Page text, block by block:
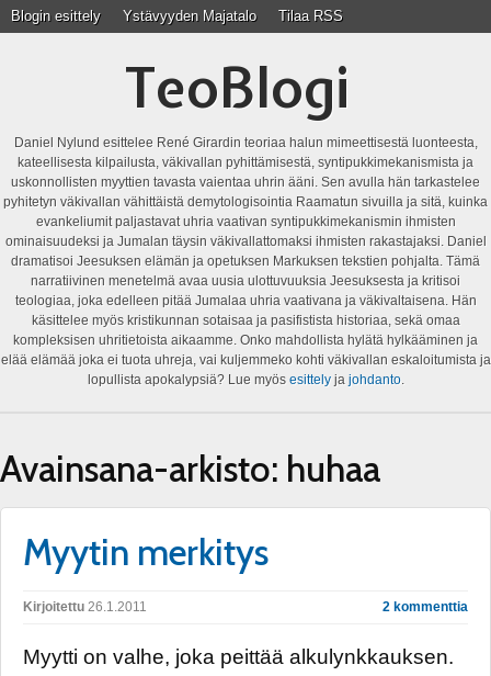
Blogin esittely Ystävyyden Majatalo Tilaa RSS
TeoBlogi
Daniel Nylund esittelee René Girardin teoriaa halun mimeettisestä luonteesta,
kateellisesta kilpailusta, väkivallan pyhittämisestä, syntipukkimekanismista ja
uskonnollisten myyttien tavasta vaientaa uhrin ääni. Sen avulla hän tarkastelee
pyhitetyn väkivallan vähittäistä demytologisointia Raamatun sivuilla ja sitä, kuinka
evankeliumit paljastavat uhria vaativan syntipukkimekanismin ihmisten
ominaisuudeksi ja Jumalan täysin väkivallattomaksi ihmisten rakastajaksi. Daniel
dramatisoi Jeesuksen elämän ja opetuksen Markuksen tekstien pohjalta. Tämä
narratiivinen menetelmä avaa uusia ulottuvuuksia Jeesuksesta ja kritisoi
teologiaa, joka edelleen pitää Jumalaa uhria vaativana ja väkivaltaisena. Hän
käsittelee myös kristikunnan sotaisaa ja pasifistista historiaa, sekä omaa
kompleksisen uhritietoista aikaamme. Onko mahdollista hylätä hylkääminen ja
elää elämää joka ei tuota uhreja, vai kuljemmeko kohti väkivallan eskaloitumista ja
lopullista apokalypsiä? Lue myös esittelyja johdanto.
Avainsana-arkisto: huhaa
Myytin merkitys
Kirjoitettu 26.1.2011 2 kommenttia
Myytti on valhe, joka peittää alkulynkkauksen.